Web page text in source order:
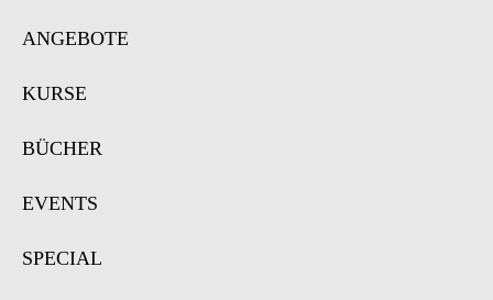
ANGEBOTE
KURSE
BÜCHER
EVENTS
SPECIAL